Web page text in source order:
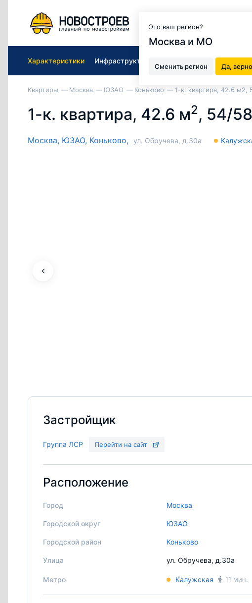
Это ваш регион?
Москва и МО
Сменить регион Да, верно
Характеристики Инфраструктура ЖК Подобрать квартиру
Квартиры Москва ЮЗАО Коньково 1-к. квартира, 42.6 м2,
1-к. квартира, 42.6 м2, 54/
Москва, ЮЗАО, Коньково, ул. Обручева, д.30а
Застройщик
Группа ЛСР Перейти на сайт
Расположение
Город Москва
Городской округ ЮЗАО
Городской район Коньково
Улица ул. Обручева, д.30а
Метро Калужская 11 мин.